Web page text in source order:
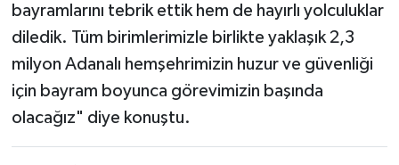
bayramlarını tebrik ettik hem de hayırlı yolculuklar
diledik. Tüm birimlerimizle birlikte yaklaşık 2,3
milyon Adanalı hemşehrimizin huzur ve güvenliği
için bayram boyunca görevimizin başında
olacağız" diye konuştu.